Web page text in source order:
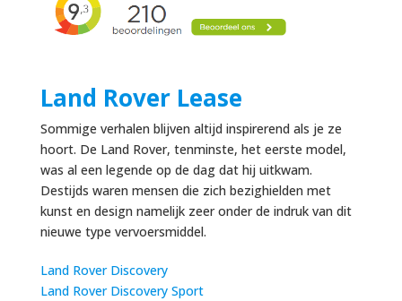
Land Rover Lease
Sommige verhalen blijven altijd inspirerend als je ze
hoort. De Land Rover, tenminste, het eerste model,
was al een legende op de dag dat hij uitkwam.
Destijds waren mensen die zich bezighielden met
kunst en design namelijk zeer onder de indruk van dit
nieuwe type vervoersmiddel.
Land Rover Discovery
Land Rover Discovery Sport